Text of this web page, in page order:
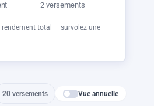
2 versements
rendement total — survolez une
20 versements Vue annuelle